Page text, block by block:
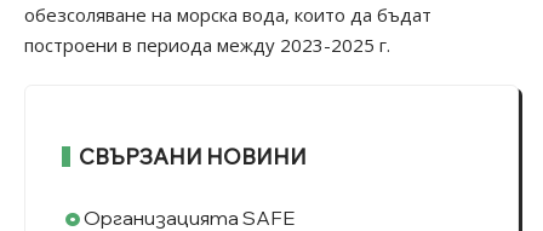
обезсоляване на морска вода, които да бъдат
построени в периода между 2023-2025 г.
СВЪРЗАНИ НОВИНИ
Организацията SAFE